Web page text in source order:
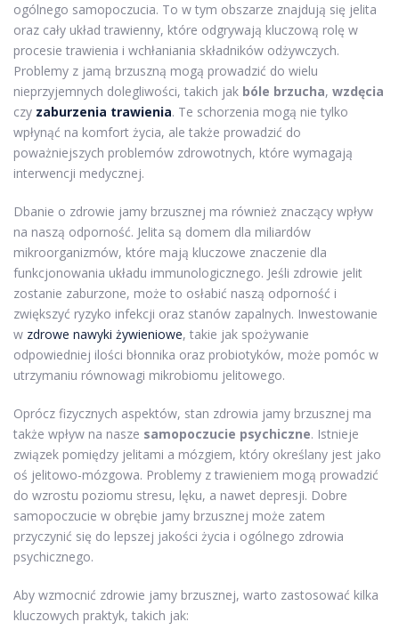
ogólnego samopoczucia. To w tym obszarze znajdują się jelita
oraz cały układ trawienny, które odgrywają kluczową rolę w
procesie trawienia i wchłaniania składników odżywczych.
Problemy z jamą brzuszną mogą prowadzić do wielu
nieprzyjemnych dolegliwości, takich jak bóle brzucha, wzdęcia
czy zaburzenia trawienia. Te schorzenia mogą nie tylko
wpłynąć na komfort życia, ale także prowadzić do
poważniejszych problemów zdrowotnych, które wymagają
interwencji medycznej.
Dbanie o zdrowie jamy brzusznej ma również znaczący wpływ
na naszą odporność. Jelita są domem dla miliardów
mikroorganizmów, które mają kluczowe znaczenie dla
funkcjonowania układu immunologicznego. Jeśli zdrowie jelit
zostanie zaburzone, może to osłabić naszą odporność i
zwiększyć ryzyko infekcji oraz stanów zapalnych. Inwestowanie
w zdrowe nawyki żywieniowe, takie jak spożywanie
odpowiedniej ilości błonnika oraz probiotyków, może pomóc w
utrzymaniu równowagi mikrobiomu jelitowego.
Oprócz fizycznych aspektów, stan zdrowia jamy brzusznej ma
także wpływ na nasze samopoczucie psychiczne. Istnieje
związek pomiędzy jelitami a mózgiem, który określany jest jako
oś jelitowo-mózgowa. Problemy z trawieniem mogą prowadzić
do wzrostu poziomu stresu, lęku, a nawet depresji. Dobre
samopoczucie w obrębie jamy brzusznej może zatem
przyczynić się do lepszej jakości życia i ogólnego zdrowia
psychicznego.
Aby wzmocnić zdrowie jamy brzusznej, warto zastosować kilka
kluczowych praktyk, takich jak: